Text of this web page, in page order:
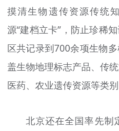
摸清生物遗传资源传统
源“建档立卡”，防止珍稀
区共记录到700余项生物
盖生物地理标志产品、传
医药、农业遗传资源等类别
北京还在全国率先制